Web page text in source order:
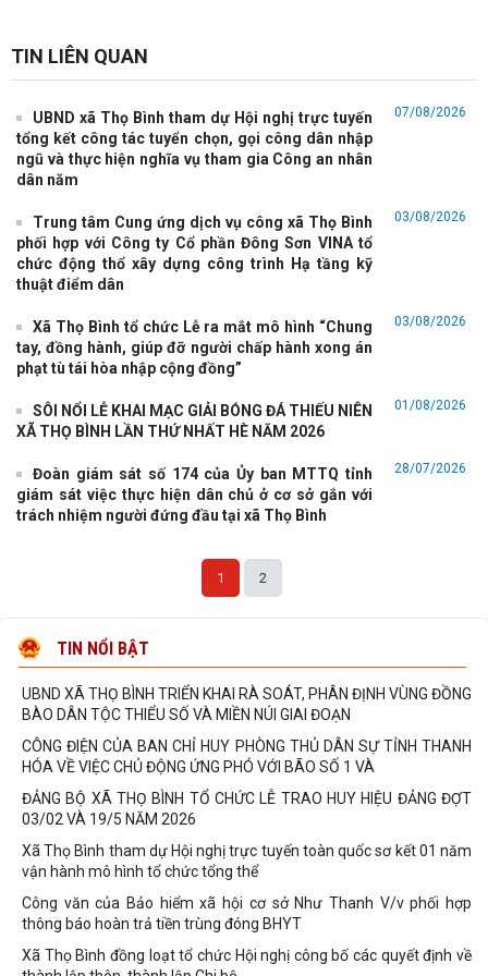
TIN LIÊN QUAN
UBND xã Thọ Bình tham dự Hội nghị trực tuyến
tổng kết công tác tuyển chọn, gọi công dân nhập
ngũ và thực hiện nghĩa vụ tham gia Công an nhân
dân năm
07/08/2026
Trung tâm Cung ứng dịch vụ công xã Thọ Bình
phối hợp với Công ty Cổ phần Đông Sơn VINA tổ
chức động thổ xây dựng công trình Hạ tầng kỹ
thuật điểm dân
03/08/2026
Xã Thọ Bình tổ chức Lễ ra mắt mô hình “Chung
tay, đồng hành, giúp đỡ người chấp hành xong án
phạt tù tái hòa nhập cộng đồng”
03/08/2026
SÔI NỔI LỄ KHAI MẠC GIẢI BÓNG ĐÁ THIẾU NIÊN
XÃ THỌ BÌNH LẦN THỨ NHẤT HÈ NĂM 2026
01/08/2026
Đoàn giám sát số 174 của Ủy ban MTTQ tỉnh
giám sát việc thực hiện dân chủ ở cơ sở gắn với
trách nhiệm người đứng đầu tại xã Thọ Bình
28/07/2026
1 2
TIN NỔI BẬT
Phòng Văn hóa, Ủy ban nhân dân xã Thọ Bình Triển khai đào tạo
LỊCH LÀM VIỆC Của lãnh đạo Ủy ban nhân dân xã (Từ ngày
13/7/2026 đến ngày 19/7/2026)
V/v Thông báo đăng ký nhu cầu hỗ trợ chính sách đối với các hoạt
Công văn của Hội đồng BT GPMB V/v trả lời đơn đề nghị của bà
Nguyễn Thị Mùi, công dân Thôn 6 mới
Ban Chỉ huy Quân sự xã Thọ Bình tổ chức Hội nghị trao quyết định
miễn nhiệm, bổ nhiệm Thôn đội
Xã Thọ Bình triển khai chiến dịch cài đặt Sổ sức khỏe điện tử trên
ứng dụng VNeID
UBND xã Thọ Bình tổ chức bàn giao công việc, hồ sơ, tài sản của
các thôn sau sắp xếp
Lịch làm việc của lãnh đạo Ủy ban nhân dân xã (Từ ngày
Phòng Văn hóa - xã hội UBND xã Thọ Bình triển khai đào tạo
chuyên đề cho các nhóm đối tượng trên
Quyết Định về việc ban hành Quy chế làm việc của UBND xã Thọ
UBND xã tổ chức hội nghị đánh giá tình hình thực hiện nhiệm vụ 6
tháng đầu năm và triển khai nhiệm
UBND XÃ THỌ BÌNH TRIỂN KHAI RÀ SOÁT, PHÂN ĐỊNH VÙNG ĐỒNG
BÀO DÂN TỘC THIỂU SỐ VÀ MIỀN NÚI GIAI ĐOẠN
CÔNG ĐIỆN CỦA BAN CHỈ HUY PHÒNG THỦ DÂN SỰ TỈNH THANH
HÓA VỀ VIỆC CHỦ ĐỘNG ỨNG PHÓ VỚI BÃO SỐ 1 VÀ
ĐẢNG BỘ XÃ THỌ BÌNH TỔ CHỨC LỄ TRAO HUY HIỆU ĐẢNG ĐỢT
03/02 VÀ 19/5 NĂM 2026
Xã Thọ Bình tham dự Hội nghị trực tuyến toàn quốc sơ kết 01 năm
vận hành mô hình tổ chức tổng thể
Công văn của Bảo hiểm xã hội cơ sở Như Thanh V/v phối hợp
thông báo hoàn trả tiền trùng đóng BHYT
Xã Thọ Bình đồng loạt tổ chức Hội nghị công bố các quyết định về